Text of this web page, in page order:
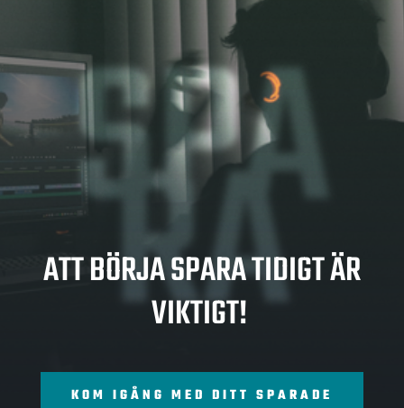
SPA
RA
ATT BÖRJA SPARA TIDIGT ÄR
VIKTIGT!
KOM IGÅNG MED DITT SPARADE